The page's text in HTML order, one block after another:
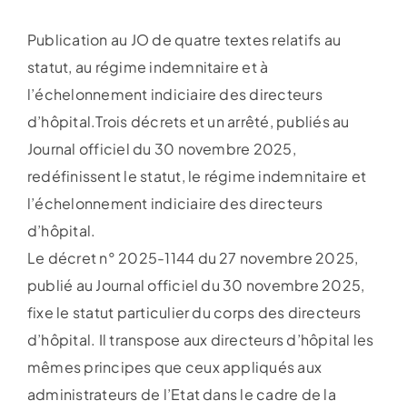
Publication au JO de quatre textes relatifs au
statut, au régime indemnitaire et à
l’échelonnement indiciaire des directeurs
d’hôpital.Trois décrets et un arrêté, publiés au
Journal officiel du 30 novembre 2025,
redéfinissent le statut, le régime indemnitaire et
l’échelonnement indiciaire des directeurs
d’hôpital.
Le décret n° 2025-1144 du 27 novembre 2025,
publié au Journal officiel du 30 novembre 2025,
fixe le statut particulier du corps des directeurs
d’hôpital. Il transpose aux directeurs d’hôpital les
mêmes principes que ceux appliqués aux
administrateurs de l’Etat dans le cadre de la